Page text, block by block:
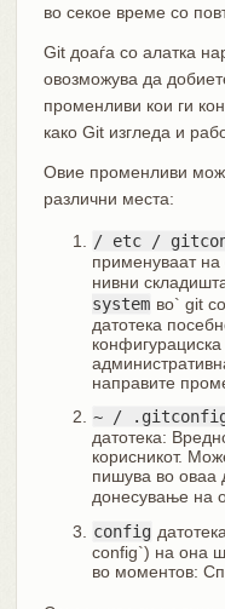
во секое време со
Git доаѓа со алатка
овозможува да
променливи кои ги
како Git изгледа и
Овие променливи
различни места:
/ etc /
применуваат на
нивни
system во` git
датотека
направите
~ /
датотека:
корисникот.
пишува во оваа
донесување на
config
config`) на она
во моментов: